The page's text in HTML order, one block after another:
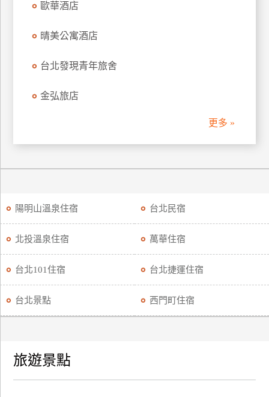
歐華酒店
晴美公寓酒店
台北發現青年旅舍
金弘旅店
更多 »
陽明山溫泉住宿 台北民宿
北投溫泉住宿 萬華住宿
台北101住宿 台北捷運住宿
台北景點 西門町住宿
旅遊景點